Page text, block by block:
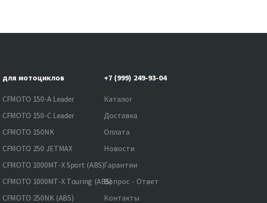
для мотоциклов
CFMOTO 150-A Leader
CFMOTO 150-C Leader
CFMOTO 150NK
CFMOTO 250 JETMAX
CFMOTO 1000MT-X Sport (ABS)
CFMOTO 1000MT-X Touring (ABS)
CFMOTO 250NK (ABS)
+7 (999) 249-93-04
Каталог
Доставка
Оплата
Новости
Гарантии
Вопрос - Ответ
Контакты